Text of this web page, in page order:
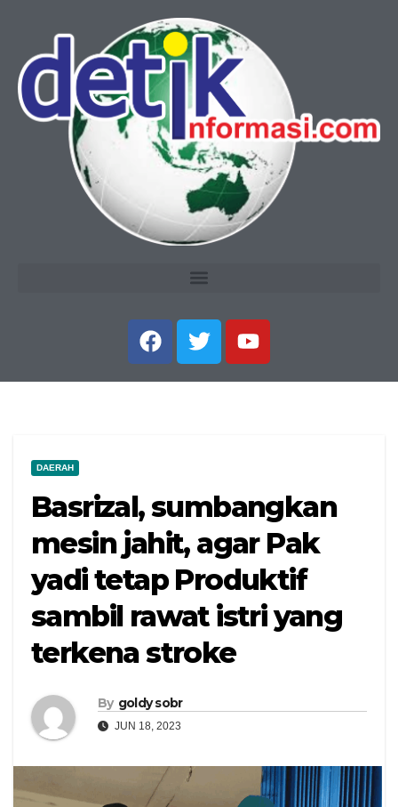
DAERAH
Basrizal, sumbangkan
mesin jahit, agar Pak
yadi tetap Produktif
sambil rawat istri yang
terkena stroke
By goldy sobr
JUN 18, 2023